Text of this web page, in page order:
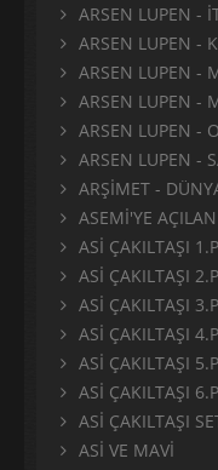
ARSEN LUPEN -
ARSEN LUPEN -
ARSEN LUPEN -
ARSEN LUPEN -
ARSEN LUPEN -
ARSEN LUPEN -
ARŞİMET -
ASEMİ'YE
ASİ ÇAKILTAŞI
ASİ ÇAKILTAŞI
ASİ ÇAKILTAŞI
ASİ ÇAKILTAŞI
ASİ ÇAKILTAŞI
ASİ ÇAKILTAŞI
ASİ ÇAKILTAŞI
ASİ VE MAVİ